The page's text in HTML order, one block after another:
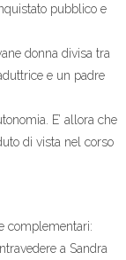
pubblico e
donna divisa tra
e un padre
E’ allora che
di vista nel corso
complementari:
a Sandra